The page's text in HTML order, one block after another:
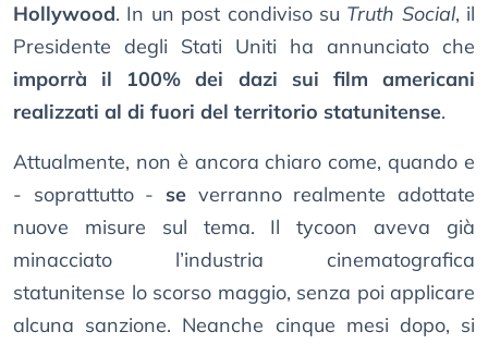
Hollywood. In un post condiviso su Truth Social, il
Presidente degli Stati Uniti ha annunciato che
imporrà il 100% dei dazi sui film americani
realizzati al di fuori del territorio statunitense.
Attualmente, non è ancora chiaro come, quando e
- soprattutto - se verranno realmente adottate
nuove misure sul tema. Il tycoon aveva già
minacciato l’industria cinematografica
statunitense lo scorso maggio, senza poi applicare
alcuna sanzione. Neanche cinque mesi dopo, si